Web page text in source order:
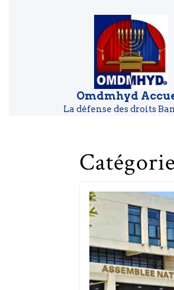
Omdmhyd
La défense des droits